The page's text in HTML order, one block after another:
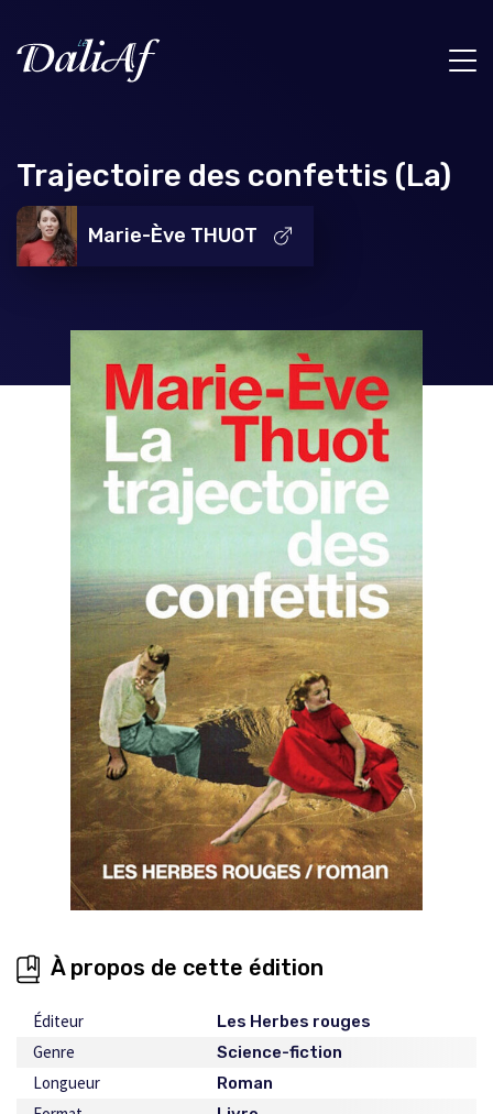
Trajectoire des confettis (La)
Marie-Ève THUOT
À propos de cette édition
Éditeur Les Herbes rouges
Genre Science-fiction
Longueur Roman